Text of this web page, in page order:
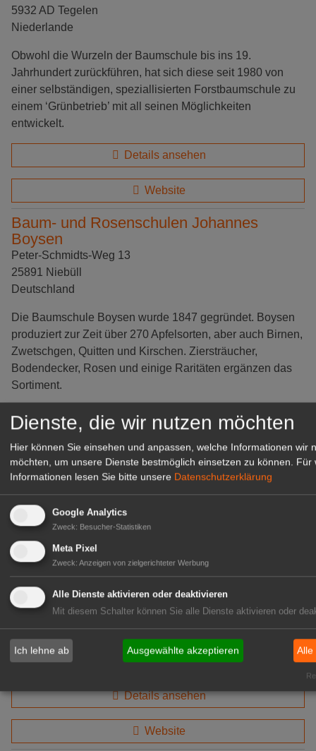
5932 AD Tegelen
Niederlande
Obwohl die Wurzeln der Baumschule bis ins 19.
Jahrhundert zurückführen, hat sich diese seit 1980 von
einer selbständigen, speziallisierten Forstbaumschule zu
einem ‘Grünbetrieb’ mit all seinen Möglichkeiten
entwickelt.
Details ansehen
Website
Baum- und Rosenschulen Johannes
Boysen
Peter-Schmidts-Weg 13
25891 Niebüll
Deutschland
Die Baumschule Boysen wurde 1847 gegründet. Boysen
produziert zur Zeit über 270 Apfelsorten, aber auch Birnen,
Zwetschgen, Quitten und Kirschen. Ziersträucher,
Bodendecker, Rosen und einige Raritäten ergänzen das
Sortiment.
Details ansehen
Website
Baumschul-Pflanzen-Center Schmitz
GmbH
Baumschulweg 7
53909 Zülpich
Deutschland
Unser erfahrenes Gartenbau-Team unterstützt Sie gerne
bei der Planung und Gestaltung Ihrer Garten- und
Außenanlagen. Gemeinsam mit Ihnen begutachten wir das
Gelände und erarbeiten einen detaillierten Gartenplan, in
welchem alle Flächen sorgfältig bezeichnet und
aufeinander abgestimmt werden.
Details ansehen
Website
Dienste, die wir nutzen möchten
Hier können Sie einsehen und anpassen, welche Informationen wir
möchten, um unsere Dienste bestmöglich einsetzen zu können.
Für
Informationen lesen Sie bitte unsere Datenschutzerklärung
Google Analytics
Zweck: Besucher-Statistiken
Meta Pixel
Zweck: Anzeigen von zielgerichteter Werbung
Alle Dienste aktivieren oder deaktivieren
Mit diesem Schalter können Sie alle Dienste aktivieren oder
Ich lehne ab Ausgewählte akzeptieren Alle